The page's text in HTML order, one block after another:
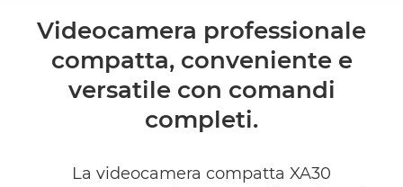
Panoramica
Caratteristiche
Videocamera professionale
compatta, conveniente e
versatile con comandi
completi.
La videocamera compatta XA30